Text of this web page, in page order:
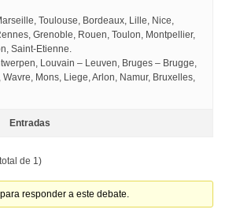
Toulouse, Bordeaux, Lille, Nice,
Grenoble, Rouen, Toulon, Montpellier,
Saint-Etienne.
Louvain – Leuven, Bruges – Brugge,
Mons, Liege, Arlon, Namur, Bruxelles,
Entradas
de 1)
responder a este debate.